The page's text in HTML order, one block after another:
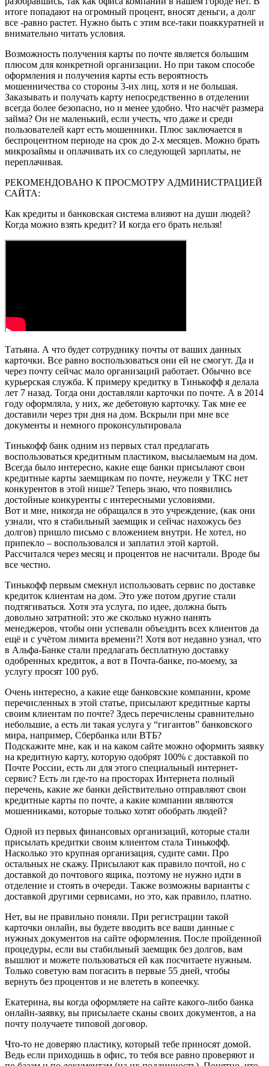
итоге попадают на огромный процент, вносят деньги, а долг
все -равно растет. Нужно быть с этим все-таки поаккуратней и
внимательно читать условия.
Возможность получения карты по почте является большим
плюсом для конкретной организации. Но при таком способе
оформления и получения карты есть вероятность
мошенничества со стороны 3-их лиц, хотя и не большая.
Заказывать и получать карту непосредственно в отделении
всегда более безопасно, но и менее удобно. Что насчёт размера
займа? Он не маленький, если учесть, что даже и среди
пользователей карт есть мошенники. Плюс заключается в
беспроцентном периоде на срок до 2-х месяцев. Можно брать
микрозаймы и оплачивать их со следующей зарплаты, не
переплачивая.
РЕКОМЕНДОВАНО К ПРОСМОТРУ АДМИНИСТРАЦИЕЙ
САЙТА:
Как кредиты и банковская система влияют на души людей?
Когда можно взять кредит? И когда его брать нельзя!
Татьяна. А что будет сотруднику почты от ваших данных
карточки. Все равно воспользоваться они ей не смогут. Да и
через почту сейчас мало организаций работает. Обычно все
курьерская служба. К примеру кредитку в Тинькофф я делала
лет 7 назад. Тогда они доставляли карточки по почте. А в 2014
году оформляла, у них, же дебетовую карточку. Так мне ее
доставили через три дня на дом. Вскрыли при мне все
документы и немного проконсультировала
Тинькофф банк одним из первых стал предлагать
воспользоваться кредитным пластиком, высылаемым на дом.
Всегда было интересно, какие еще банки присылают свои
кредитные карты заемщикам по почте, неужели у ТКС нет
конкурентов в этой нише? Теперь знаю, что появились
достойные конкуренты с интересными условиями.
Вот и мне, никогда не обращался в это учреждение, (как они
узнали, что я стабильный заемщик и сейчас нахожусь без
долгов) пришло письмо с вложением внутри. Не хотел, но
припекло – воспользовался и заплатил этой картой.
Рассчитался через месяц и процентов не насчитали. Вроде бы
все честно.
Тинькофф первым смекнул использовать сервис по доставке
кредиток клиентам на дом. Это уже потом другие стали
подтягиваться. Хотя эта услуга, по идее, должна быть
довольно затратной: это же сколько нужно нанять
менеджеров, чтобы они успевали объездить всех клиентов да
ещё и с учётом лимита времени?! Хотя вот недавно узнал, что
в Альфа-Банке стали предлагать бесплатную доставку
одобренных кредиток, а вот в Почта-банке, по-моему, за
услугу просят 100 руб.
Очень интересно, а какие еще банковские компании, кроме
перечисленных в этой статье, присылают кредитные карты
своим клиентам по почте? Здесь перечислены сравнительно
небольшие, а есть ли такая услуга у “гигантов” банковского
мира, например, Сбербанка или ВТБ?
Подскажите мне, как и на каком сайте можно оформить заявку
на кредитную карту, которую одобрят 100% с доставкой по
Почте России, есть ли для этого специальный интернет-
сервис? Есть ли где-то на просторах Интернета полный
перечень, какие же банки действительно отправляют свои
кредитные карты по почте, а какие компании являются
мошенниками, которые только хотят обобрать людей?
Одной из первых финансовых организаций, которые стали
присылать кредитки своим клиентом стала Тинькофф.
Насколько это крупная организация, судите сами. Про
остальных не скажу. Присылают как правило почтой, но с
доставкой до почтового ящика, поэтому не нужно идти в
отделение и стоять в очереди. Также возможны варианты с
доставкой другими сервисами, но это, как правило, платно.
Нет, вы не правильно поняли. При регистрации такой
карточки онлайн, вы будете вводить все ваши данные с
нужных документов на сайте оформления. После пройденной
процедуры, если вы стабильный заемщик без долгов, вам
вышлют и можете пользоваться ей как посчитаете нужным.
Только советую вам погасить в первые 55 дней, чтобы
вернуть без процентов и не влететь в копеечку.
Екатерина, вы когда оформляете на сайте какого-либо банка
онлайн-заявку, вы присылаете сканы своих документов, а на
почту получаете типовой договор.
Что-то не доверяю пластику, который тебе приносят домой.
Ведь если приходишь в офис, то тебя все равно проверяют и